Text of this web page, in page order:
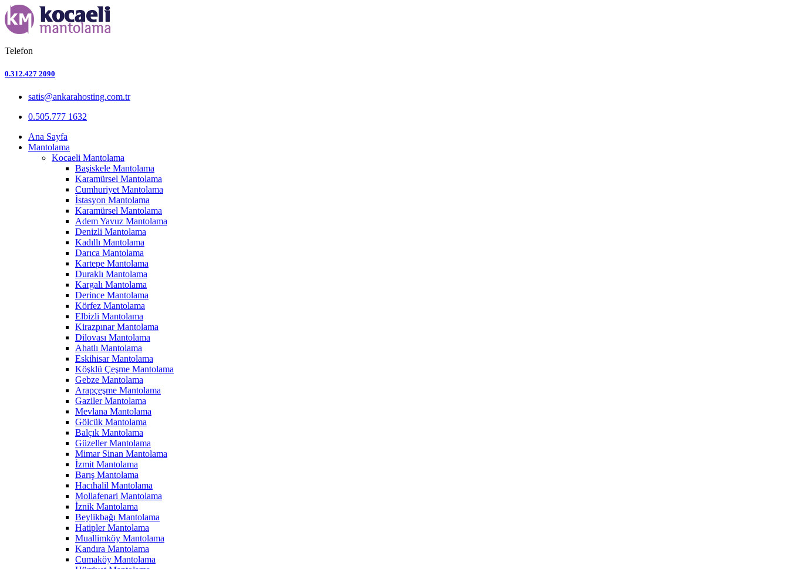
Telefon
0.312.427 2090
satis@ankarahosting.com.tr
0.505.777 1632
Ana Sayfa
Mantolama
Kocaeli Mantolama
Başiskele Mantolama
Karamürsel Mantolama
Cumhuriyet Mantolama
İstasyon Mantolama
Karamürsel Mantolama
Adem Yavuz Mantolama
Denizli Mantolama
Kadıllı Mantolama
Darıca Mantolama
Kartepe Mantolama
Duraklı Mantolama
Kargalı Mantolama
Derince Mantolama
Körfez Mantolama
Elbizli Mantolama
Kirazpınar Mantolama
Dilovası Mantolama
Ahatlı Mantolama
Eskihisar Mantolama
Köşklü Çeşme Mantolama
Gebze Mantolama
Arapçeşme Mantolama
Gaziler Mantolama
Mevlana Mantolama
Gölcük Mantolama
Balçık Mantolama
Güzeller Mantolama
Mimar Sinan Mantolama
İzmit Mantolama
Barış Mantolama
Hacıhalil Mantolama
Mollafenari Mantolama
İznik Mantolama
Beylikbağı Mantolama
Hatipler Mantolama
Muallimköy Mantolama
Kandıra Mantolama
Cumaköy Mantolama